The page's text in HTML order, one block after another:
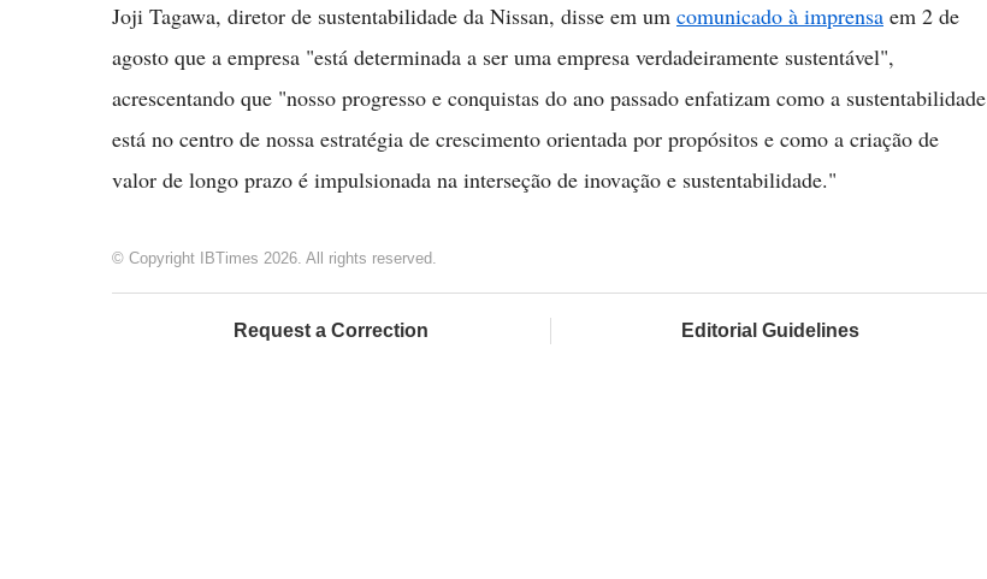
Joji Tagawa, diretor de sustentabilidade da Nissan, disse em um comunicado à imprensa em 2 de
agosto que a empresa "está determinada a ser uma empresa verdadeiramente sustentável",
acrescentando que "nosso progresso e conquistas do ano passado enfatizam como a sustentabilidade
está no centro de nossa estratégia de crescimento orientada por propósitos e como a criação de
valor de longo prazo é impulsionada na interseção de inovação e sustentabilidade."
© Copyright IBTimes 2026. All rights reserved.
Request a Correction Editorial Guidelines